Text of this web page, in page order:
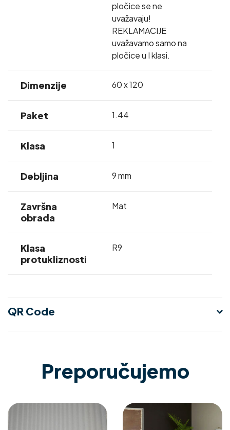
pločice se ne
uvažavaju!
REKLAMACIJE
uvažavamo samo na
pločice u I klasi.
Dimenzije 60 x 120
Paket 1.44
Klasa 1
Debljina 9 mm
Završna
obrada
Mat
Klasa
protukliznosti
R9
QR Code
Preporučujemo